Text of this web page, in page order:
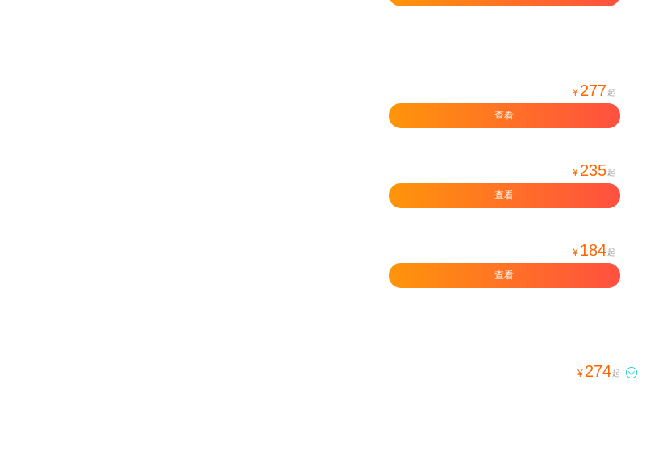
¥ 277 起
查看
¥ 235 起
查看
¥ 184 起
查看
¥ 274起 